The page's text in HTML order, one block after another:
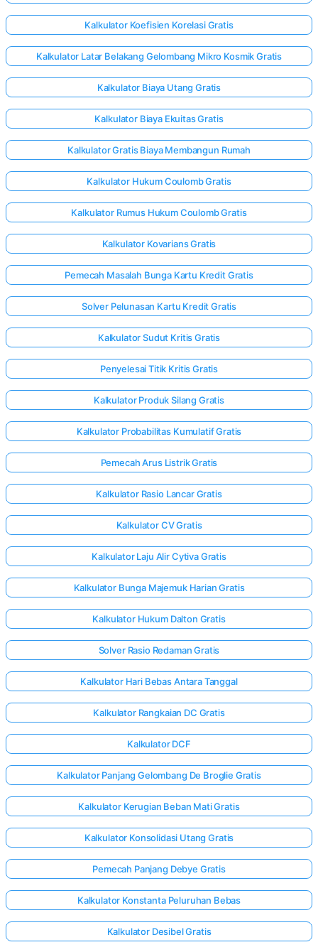
Kalkulator Koefisien Korelasi Gratis
Kalkulator Latar Belakang Gelombang Mikro Kosmik Gratis
Kalkulator Biaya Utang Gratis
Kalkulator Biaya Ekuitas Gratis
Kalkulator Gratis Biaya Membangun Rumah
Kalkulator Hukum Coulomb Gratis
Kalkulator Rumus Hukum Coulomb Gratis
Kalkulator Kovarians Gratis
Pemecah Masalah Bunga Kartu Kredit Gratis
Solver Pelunasan Kartu Kredit Gratis
Kalkulator Sudut Kritis Gratis
Penyelesai Titik Kritis Gratis
Kalkulator Produk Silang Gratis
Kalkulator Probabilitas Kumulatif Gratis
Pemecah Arus Listrik Gratis
Kalkulator Rasio Lancar Gratis
Kalkulator CV Gratis
Kalkulator Laju Alir Cytiva Gratis
Kalkulator Bunga Majemuk Harian Gratis
Kalkulator Hukum Dalton Gratis
Solver Rasio Redaman Gratis
Kalkulator Hari Bebas Antara Tanggal
Kalkulator Rangkaian DC Gratis
Kalkulator DCF
Kalkulator Panjang Gelombang De Broglie Gratis
Kalkulator Kerugian Beban Mati Gratis
Kalkulator Konsolidasi Utang Gratis
Pemecah Panjang Debye Gratis
Kalkulator Konstanta Peluruhan Bebas
Kalkulator Desibel Gratis